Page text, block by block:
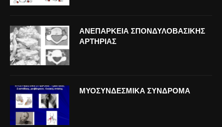
ΑΝΕΠΑΡΚΕΙΑ ΣΠΟΝΔΥΛΟΒΑΣΙΚΗΣ
ΑΡΤΗΡΙΑΣ
ΜΥΟΣΥΝΔΕΣΜΙΚΑ ΣΥΝΔΡΟΜΑ